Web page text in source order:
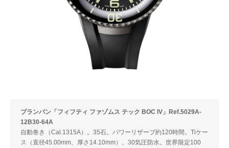
ブランパン「フィフティ ファゾムス テック BOC IV」Ref.5029A-
12B30-64A
自動巻き（Cal.1315A）。35石。パワーリザーブ約120時間。Tiケー
ス（直径45.00mm、厚さ14.10mm）。30気圧防水。世界限定100